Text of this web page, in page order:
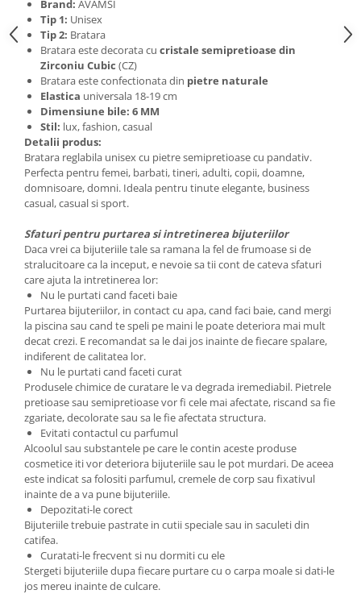
Brand: AVAMSI
Tip 1: Unisex
Tip 2: Bratara
Bratara este decorata cu cristale semipretioase din
Zirconiu Cubic (CZ)
Bratara este confectionata din pietre naturale
Elastica universala 18-19 cm
Dimensiune bile: 6 MM
Stil: lux, fashion, casual
Detalii produs:
Bratara reglabila unisex cu pietre semipretioase cu pandativ.
Perfecta pentru femei, barbati, tineri, adulti, copii, doamne,
domnisoare, domni. Ideala pentru tinute elegante, business
casual, casual si sport.
Sfaturi pentru purtarea si intretinerea bijuteriilor
Daca vrei ca bijuteriile tale sa ramana la fel de frumoase si de
stralucitoare ca la inceput, e nevoie sa tii cont de cateva sfaturi
care ajuta la intretinerea lor:
Nu le purtati cand faceti baie
Purtarea bijuteriilor, in contact cu apa, cand faci baie, cand mergi
la piscina sau cand te speli pe maini le poate deteriora mai mult
decat crezi. E recomandat sa le dai jos inainte de fiecare spalare,
indiferent de calitatea lor.
Nu le purtati cand faceti curat
Produsele chimice de curatare le va degrada iremediabil. Pietrele
pretioase sau semipretioase vor fi cele mai afectate, riscand sa fie
zgariate, decolorate sau sa le fie afectata structura.
Evitati contactul cu parfumul
Alcoolul sau substantele pe care le contin aceste produse
cosmetice iti vor deteriora bijuteriile sau le pot murdari. De aceea
este indicat sa folositi parfumul, cremele de corp sau fixativul
inainte de a va pune bijuteriile.
Depozitati-le corect
Bijuteriile trebuie pastrate in cutii speciale sau in saculeti din
catifea.
Curatati-le frecvent si nu dormiti cu ele
Stergeti bijuteriile dupa fiecare purtare cu o carpa moale si dati-le
jos mereu inainte de culcare.